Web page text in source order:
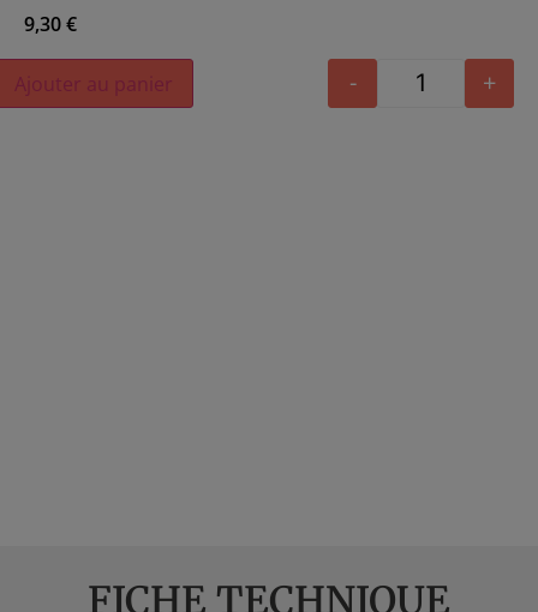
9,30€
- +
Ajouter au panier
FICHE TECHNIQUE